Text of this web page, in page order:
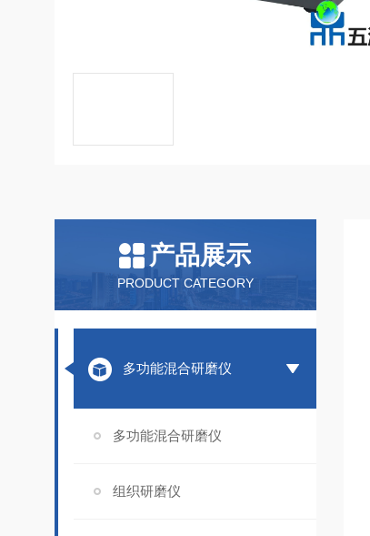
产品展示
PRODUCT CATEGORY
多功能混合研磨仪
多功能混合研磨仪
组织研磨仪